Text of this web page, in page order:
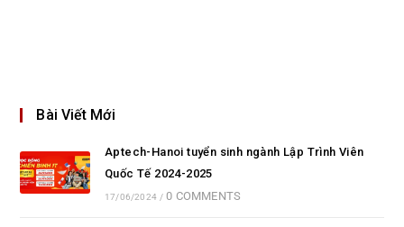
Bài Viết Mới
Aptech-Hanoi tuyển sinh ngành Lập Trình Viên
Quốc Tế 2024-2025
17/06/2024 / 0 COMMENTS